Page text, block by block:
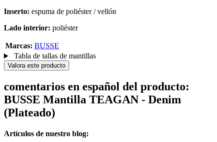
Inserto: espuma de poliéster / vellón
Lado interior: poliéster
Marcas: BUSSE
Tabla de tallas de mantillas
Valora este producto
comentarios en español del producto:
BUSSE Mantilla TEAGAN - Denim
(Plateado)
Artículos de nuestro blog: